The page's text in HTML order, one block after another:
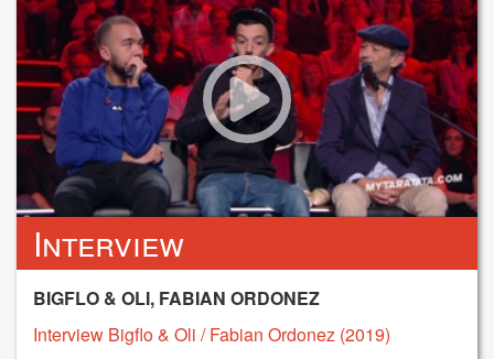
Interview
BIGFLO & OLI, FABIAN ORDONEZ
Interview Bigflo & Oli / Fabian Ordonez (2019)